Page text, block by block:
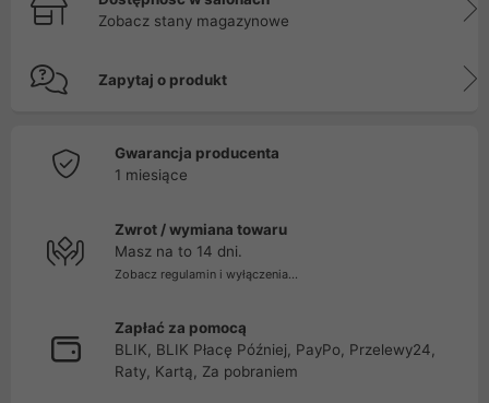
Zobacz stany magazynowe
Zapytaj o produkt
Gwarancja producenta
1 miesiące
Zwrot / wymiana towaru
Masz na to 14 dni.
Zobacz regulamin i wyłączenia...
Zapłać za pomocą
BLIK, BLIK Płacę Później, PayPo, Przelewy24,
Raty, Kartą, Za pobraniem